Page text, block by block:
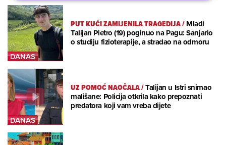
PUT KUĆI ZAMIJENILA TRAGEDIJA/Mladi
Talijan Pietro (19) poginuo na Pagu: Sanjario
o studiju fizioterapije, a stradao na odmoru
UZ POMOĆ NAOČALA/Talijan u Istri snimao
mališane: Policija otkrila kako prepoznati
predatora koji vam vreba dijete